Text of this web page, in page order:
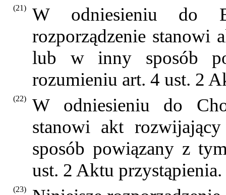
(21)
W odniesieniu do
rozporządzenie stanowi
lub w inny sposób
rozumieniu art. 4 ust. 2
(22)
W odniesieniu do
stanowi akt
sposób powiązany z
ust. 2 Aktu przystąpienia.
(23)